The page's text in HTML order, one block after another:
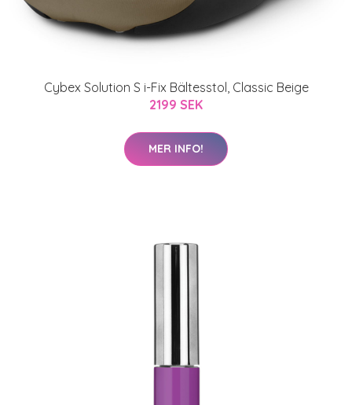
Cybex Solution S i-Fix Bältesstol, Classic Beige
2199 SEK
MER INFO!